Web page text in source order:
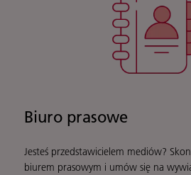
Biuro prasowe
Jesteś przedstawicielem mediów?
biurem prasowym i umów się na